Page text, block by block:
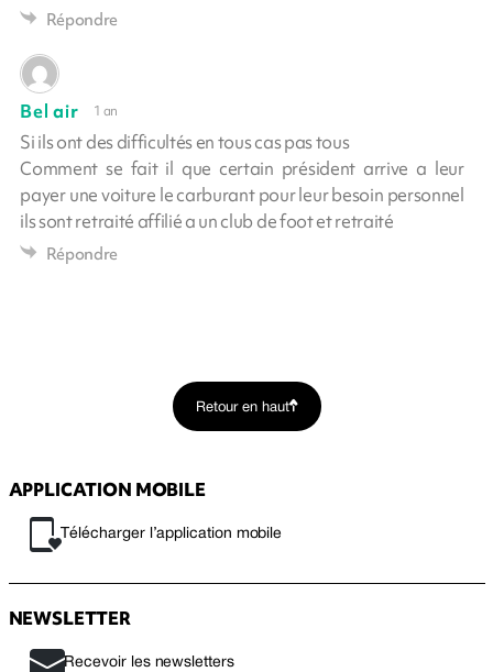
Répondre
Bel air 1 an
Si ils ont des difficultés en tous cas pas tous
Comment se fait il que certain président arrive a leur
payer une voiture le carburant pour leur besoin personnel
ils sont retraité affilié a un club de foot et retraité
Répondre
Retour en haut
APPLICATION MOBILE
Télécharger l’application mobile
NEWSLETTER
Recevoir les newsletters